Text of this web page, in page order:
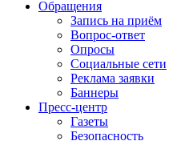
Обращения
Запись на приём
Вопрос-ответ
Опросы
Социальные сети
Реклама заявки
Баннеры
Пресс-центр
Газеты
Безопасность